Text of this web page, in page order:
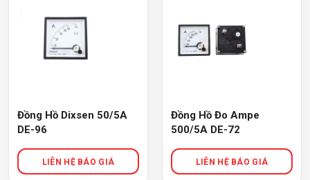
Đồng Hồ Dixsen 50/5A
DE-96
Đồng Hồ Đo Ampe
500/5A DE-72